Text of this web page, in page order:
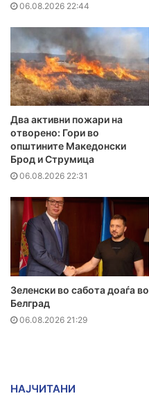
06.08.2026 22:44
Два активни пожари на
отворено: Гори во
општините Македонски
Брод и Струмица
06.08.2026 22:31
Зеленски во сабота доаѓа во
Белград
06.08.2026 21:29
НАЈЧИТАНИ